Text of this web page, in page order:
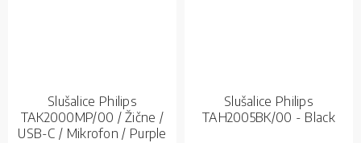
Slušalice Philips
TAK2000MP/00 / Žične /
USB-C / Mikrofon / Purple
Slušalice Philips
TAH2005BK/00 - Black